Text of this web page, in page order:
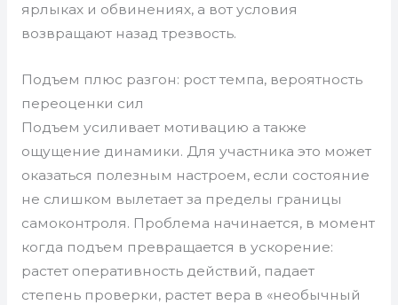
ярлыках и обвинениях, а вот условия
возвращают назад трезвость.
Подъем плюс разгон: рост темпа, вероятность
переоценки сил
Подъем усиливает мотивацию а также
ощущение динамики. Для участника это может
оказаться полезным настроем, если состояние
не слишком вылетает за пределы границы
самоконтроля. Проблема начинается, в момент
когда подъем превращается в ускорение:
растет оперативность действий, падает
степень проверки, растет вера в «необычный